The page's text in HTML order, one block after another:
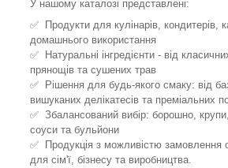
У нашому каталозі представлені:
✅ Продукти для кулінарів, кондитерів,
домашнього використання
✅ Натуральні інгредієнти - від
прянощів та сушених трав
✅ Рішення для будь-якого смаку: від
вишуканих делікатесів та преміальних
✅ Збалансований вибір: борошно, крупи,
соуси та бульйони
✅ Продукція з можливістю замовлення
для сім'ї, бізнесу та виробництва.